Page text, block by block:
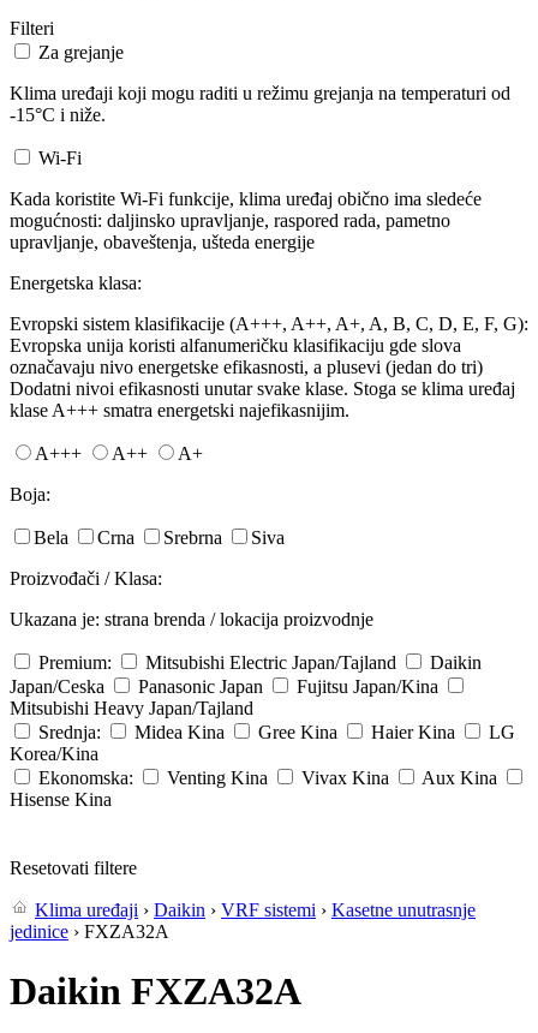
Filteri
Za grejanje
Klima uređaji koji mogu raditi u režimu grejanja na temperaturi od
-15°C i niže.
Wi-Fi
Kada koristite Wi-Fi funkcije, klima uređaj obično ima sledeće
mogućnosti: daljinsko upravljanje, raspored rada, pametno
upravljanje, obaveštenja, ušteda energije
Energetska klasa:
Evropski sistem klasifikacije (A+++, A++, A+, A, B, C, D, E, F, G):
Evropska unija koristi alfanumeričku klasifikaciju gde slova
označavaju nivo energetske efikasnosti, a plusevi (jedan do tri)
Dodatni nivoi efikasnosti unutar svake klase. Stoga se klima uređaj
klase A+++ smatra energetski najefikasnijim.
A+++ A++
A+
Boja:
Bela Crna Srebrna
Siva
Proizvođači / Klasa:
Ukazana je: strana brenda / lokacija proizvodnje
Premium: Mitsubishi Electric Japan/Tajland
Daikin
Japan/Ceska
Panasonic Japan Fujitsu Japan/Kina
Mitsubishi Heavy Japan/Tajland
Srednja:
Midea Kina Gree Kina Haier Kina
LG
Korea/Kina
Ekonomska:
Venting Kina Vivax Kina Aux Kina
Hisense Kina
Resetovati filtere
Klima uređaji › Daikin › VRF sistemi › Kasetne unutrasnje
jedinice › FXZA32A
Daikin FXZA32A